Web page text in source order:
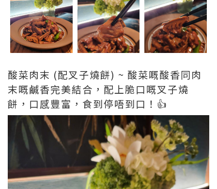
酸菜肉末 (配叉子燒餅) ~ 酸菜嘅酸香同肉
末嘅鹹香完美結合，配上脆口嘅叉子燒
餅，口感豐富，食到停唔到口！👍